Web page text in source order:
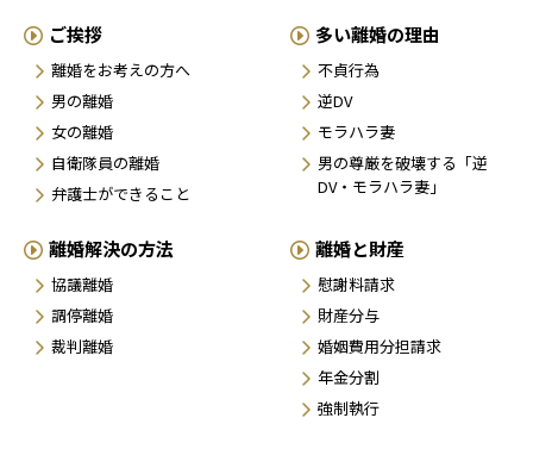
ご挨拶
離婚をお考えの方へ
男の離婚
女の離婚
自衛隊員の離婚
弁護士ができること
多い離婚の理由
不貞行為
逆DV
モラハラ妻
男の尊厳を破壊する「逆
DV・モラハラ妻」
離婚解決の方法
協議離婚
調停離婚
裁判離婚
離婚と財産
慰謝料請求
財産分与
婚姻費用分担請求
年金分割
強制執行